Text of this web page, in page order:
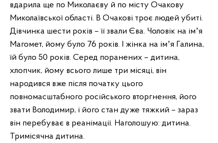
вдарила ще по Миколаєву й по місту Очакову
Миколаївської області. В Очакові троє людей убиті.
Дівчинка шести років – її звали Єва. Чоловік на імʼя
Магомет, йому було 76 років. І жінка на імʼя Галина,
їй було 50 років. Серед поранених – дитина,
хлопчик, йому всього лише три місяці, він
народився вже після початку цього
повномасштабного російського вторгнення, його
звати Володимир, і його стан дуже тяжкий – зараз
він перебуває в реанімації. Наголошую: дитина.
Тримісячна дитина.